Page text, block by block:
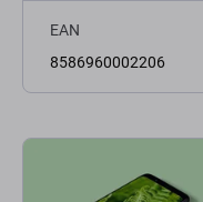
EAN
8586960002206